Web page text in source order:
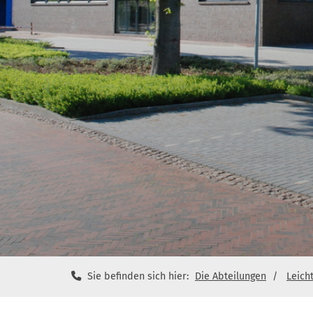
Sie befinden sich hier: Die Abteilungen